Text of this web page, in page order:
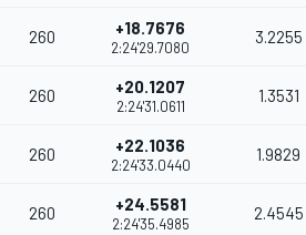
260 +18.7676
2:24'29.7080
3.2255
260 +20.1207
2:24'31.0611
1.3531
260 +22.1036
2:24'33.0440
1.9829
260 +24.5581
2:24'35.4985
2.4545